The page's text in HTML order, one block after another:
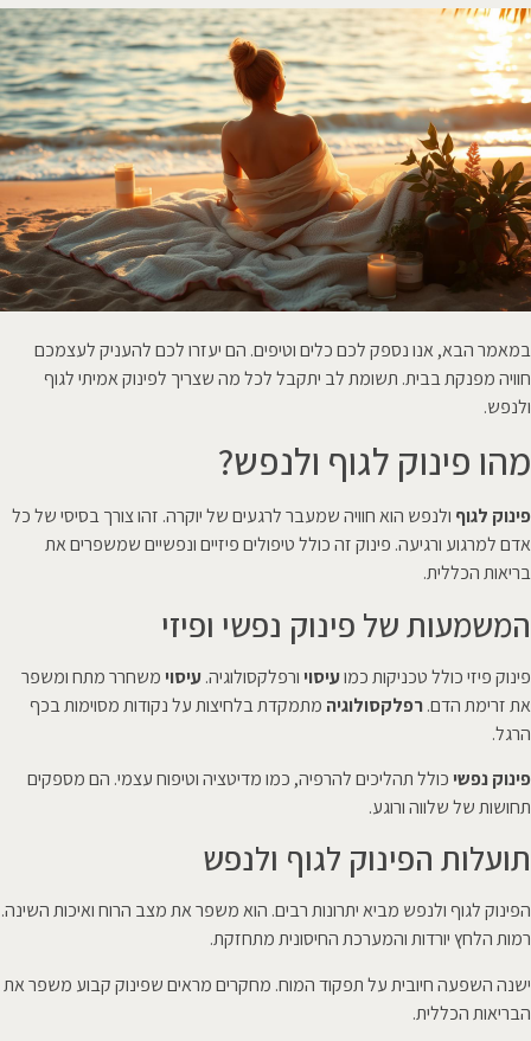
במאמר הבא, אנו נספק לכם כלים וטיפים. הם יעזרו לכם להעניק לעצמכם
חוויה מפנקת בבית. תשומת לב יתקבל לכל מה שצריך לפינוק אמיתי לגוף
ולנפש.
מהו פינוק לגוף ולנפש?
פינוק לגוף ולנפש הוא חוויה שמעבר לרגעים של יוקרה. זהו צורך בסיסי של כל
אדם למרגוע ורגיעה. פינוק זה כולל טיפולים פיזיים ונפשיים שמשפרים את
בריאות הכללית.
המשמעות של פינוק נפשי ופיזי
פינוק פיזי כולל טכניקות כמועיסוי ורפלקסולוגיה.עיסוי משחרר מתח ומשפר
את זרימת הדם.רפלקסולוגיה מתמקדת בלחיצות על נקודות מסוימות בכף
הרגל.
פינוק נפשי כולל תהליכים להרפיה, כמו מדיטציה וטיפוח עצמי. הם מספקים
תחושות של שלווה ורוגע.
תועלות הפינוק לגוף ולנפש
הפינוק לגוף ולנפש מביא יתרונות רבים. הוא משפר את מצב הרוח ואיכות השינה.
רמות הלחץ יורדות והמערכת החיסונית מתחזקת.
ישנה השפעה חיובית על תפקוד המוח. מחקרים מראים שפינוק קבוע משפר את
הבריאות הכללית.